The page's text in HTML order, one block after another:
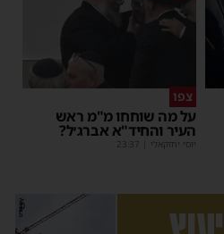
צפו
על מה שוחחו מ"מ ראש
העיר והחיד"א אברג׳ל?
יוסי יחזקאלי 23:37